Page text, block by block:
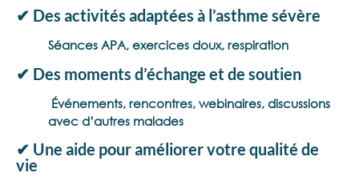
✔ Des activités adaptées à l’asthme sévère
Séances APA, exercices doux, respiration
✔ Des moments d’échange et de soutien
Événements, rencontres, webinaires, discussions
avec d’autres malades
✔ Une aide pour améliorer votre qualité de
vie